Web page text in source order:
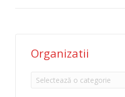
Organizatii
Organizatii